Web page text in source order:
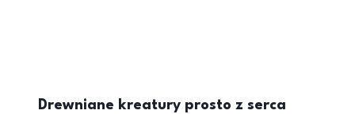
Drewniane kreatury prosto z serca